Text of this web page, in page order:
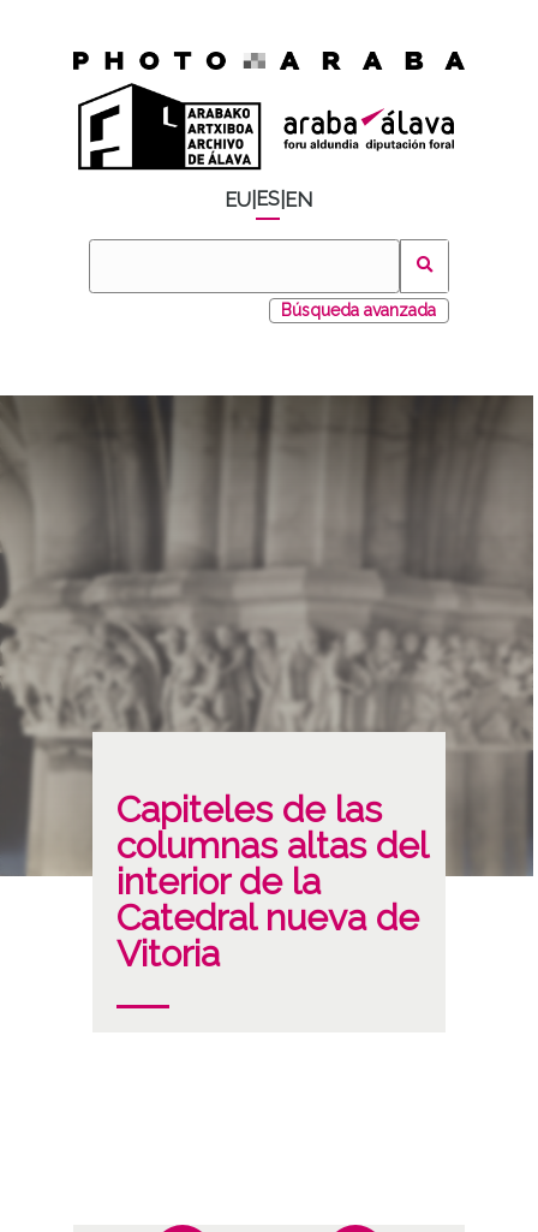
EU ES EN
Búsqueda avanzada
Capiteles de las
columnas altas del
interior de la
Catedral nueva de
Vitoria